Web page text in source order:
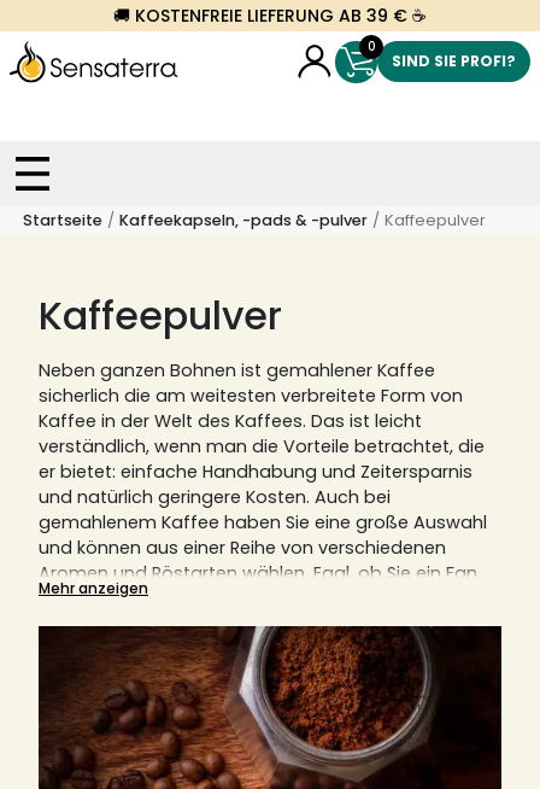
🚚 KOSTENFREIE LIEFERUNG AB 39 € ☕
0
SIND SIE PROFI?
Startseite Kaffeekapseln, -pads & -pulver Kaffeepulver
Kaffeepulver
Neben ganzen Bohnen ist gemahlener Kaffee
sicherlich die am weitesten verbreitete Form von
Kaffee in der Welt des Kaffees. Das ist leicht
verständlich, wenn man die Vorteile betrachtet, die
er bietet: einfache Handhabung und Zeitersparnis
und natürlich geringere Kosten. Auch bei
gemahlenem Kaffee haben Sie eine große Auswahl
und können aus einer Reihe von verschiedenen
Aromen und Röstarten wählen. Egal, ob Sie ein Fan
von Filtermaschinen, italienischen Kaffeemaschinen,
Kolbenkaffeemaschinen (auch bekannt als French
Press) oder anderen Geräten sind, gemahlener
Kaffee ist immer eine notwendige Komponente.
erklären wir Ihnen auch, warum der richtige Mahlgrad
für den perfekten Kaffeegenuss entscheidend ist.
Finden Sie hier Ihre nächste Lieblingsrösterei, egal ob
aus Italien, Deutschland oder Frankreich.
Mehr anzeigen